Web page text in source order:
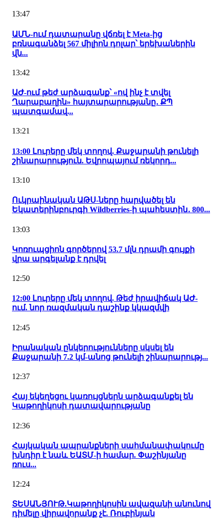
13:47
ԱՄՆ-ում դատարանը վճռել է Meta-ից
բռնագանձել 567 միլիոն դոլար՝ երեխաներին
վն...
13:42
ԱԺ-ում թեժ արձագանք՝ «ով ինչ է տվել
Ղարաբաղին» հայտարարությանը․ ՔՊ
պատգամավ...
13:21
13:00 Լուրերը մեկ տողով. Քաջարանի թունելի
շինարարություն. Եվրոպայում ռեկորդ...
13:10
Ուկրաինական ԱԹՍ-ները հարվածել են
Եկատերինբուրգի Wildberries-ի պահեստին․ 800...
13:03
Կոռուպցիոն գործերով 53.7 մլն դրամի գույքի
վրա արգելանք է դրվել
12:50
12:00 Լուրերը մեկ տողով. Թեժ իրավիճակ ԱԺ-
ում. նոր ռազմական դաշինք կկազմվի
12:45
Իրանական ընկերությունները սկսել են
Քաջարանի 7.2 կմ-անոց թունելի շինարարությ...
12:37
Հայ եկեղեցու կառույցներն արձագանքել են
Կաթողիկոսի դատավարությանը
12:36
Հայկական ապրանքների սահմանափակումը
խնդիր է նաև ԵԱՏՄ-ի համար. Փաշինյանը
ռուս...
12:24
ՏԵՍԱՆՅՈՒԹ.Կաթողիկոսին ավազանի անունով
դիմելը վիրավորանք չէ. Ռուբինյան